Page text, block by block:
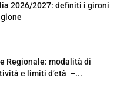
2026/2027: definiti i gironi
Regionale: modalità di
e limiti d’età –...